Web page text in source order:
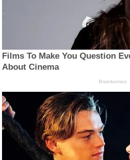
Films To Make You Question
About Cinema
Brainberries